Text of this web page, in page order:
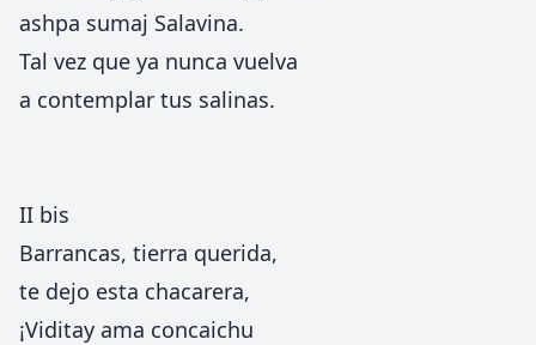
ashpa sumaj Salavina.
Tal vez que ya nunca vuelva
a contemplar tus salinas.
II bis
Barrancas, tierra querida,
te dejo esta chacarera,
¡Viditay ama concaichu